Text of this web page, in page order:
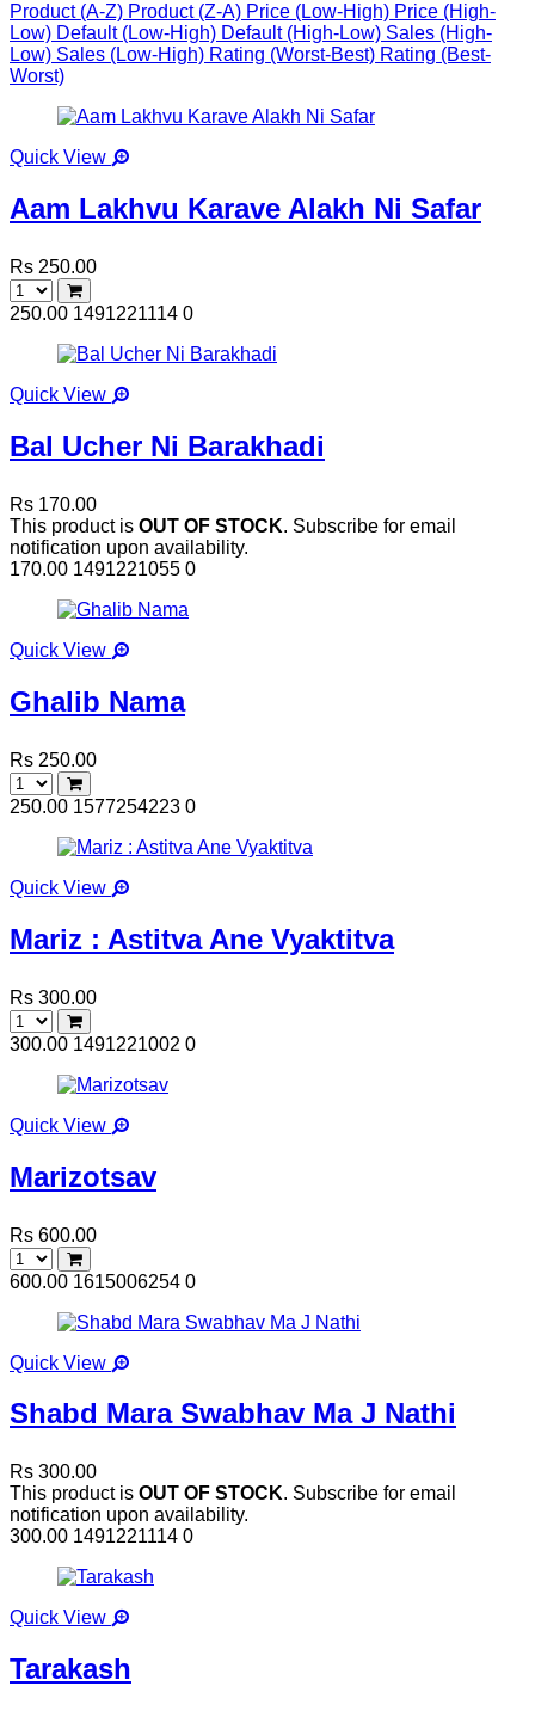
Product (A-Z) Product (Z-A) Price (Low-High) Price (High-
Low) Default (Low-High) Default (High-Low) Sales (High-
Low) Sales (Low-High) Rating (Worst-Best) Rating (Best-
Worst)
Quick View
Aam Lakhvu Karave Alakh Ni Safar
Rs 250.00
250.00 1491221114 0
Quick View
Bal Ucher Ni Barakhadi
Rs 170.00
This product is OUT OF STOCK. Subscribe for email
notification upon availability.
170.00 1491221055 0
Quick View
Ghalib Nama
Rs 250.00
250.00 1577254223 0
Quick View
Mariz : Astitva Ane Vyaktitva
Rs 300.00
300.00 1491221002 0
Quick View
Marizotsav
Rs 600.00
600.00 1615006254 0
Quick View
Shabd Mara Swabhav Ma J Nathi
Rs 300.00
This product is OUT OF STOCK. Subscribe for email
notification upon availability.
300.00 1491221114 0
Quick View
Tarakash